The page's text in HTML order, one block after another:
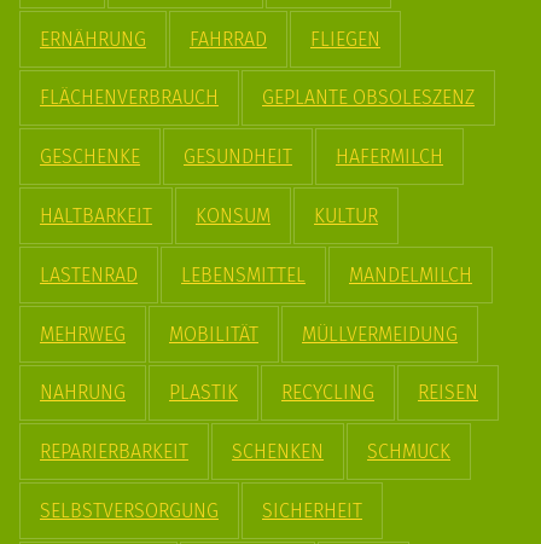
ERNÄHRUNG FAHRRAD FLIEGEN
FLÄCHENVERBRAUCH GEPLANTE OBSOLESZENZ
GESCHENKE GESUNDHEIT HAFERMILCH
HALTBARKEIT KONSUM KULTUR
LASTENRAD LEBENSMITTEL MANDELMILCH
MEHRWEG MOBILITÄT MÜLLVERMEIDUNG
NAHRUNG PLASTIK RECYCLING REISEN
REPARIERBARKEIT SCHENKEN SCHMUCK
SELBSTVERSORGUNG SICHERHEIT